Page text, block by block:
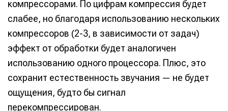
Мы в социальных сетях
Информация
О проекте
Редакционная политика (в разработке)
Мы в социальных сетях
Информация
О проекте
Редакционная политика (в разработке)
компрессорами. По цифрам компрессия будет
слабее, но благодаря использованию нескольких
компрессоров (2-3, в зависимости от задач)
эффект от обработки будет аналогичен
использованию одного процессора. Плюс, это
сохранит естественность звучания — не будет
ощущения, будто бы сигнал
перекомпрессирован.